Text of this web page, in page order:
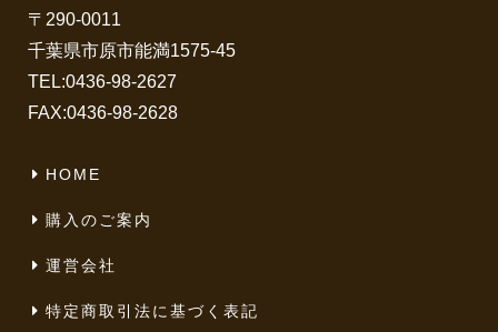
〒290-0011
千葉県市原市能満1575-45
TEL:0436-98-2627
FAX:0436-98-2628
HOME
購入のご案内
運営会社
特定商取引法に基づく表記